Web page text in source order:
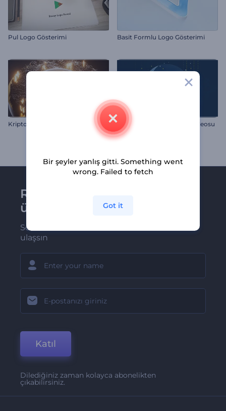
Pul Logo Gösterimi Basit Formlu Logo Gösterimi
Kripto Para İntrosu Ramazan Mübarek Giriş Videosu
Renderforest bültenine
üye olun
Son haber ve tekliflerimiz ilk olarak size
ulaşsın
Katıl
Dilediğiniz zaman kolayca abonelikten
çıkabilirsiniz.
Bir şeyler yanlış gitti. Something went
wrong. Failed to fetch
Got it